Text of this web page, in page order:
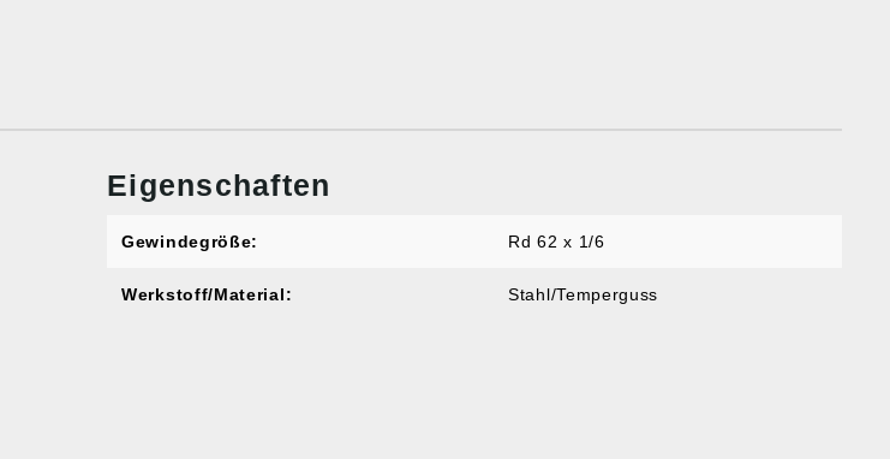
Eigenschaften
Gewindegröße: Rd 62 x 1/6
Werkstoff/Material: Stahl/Temperguss